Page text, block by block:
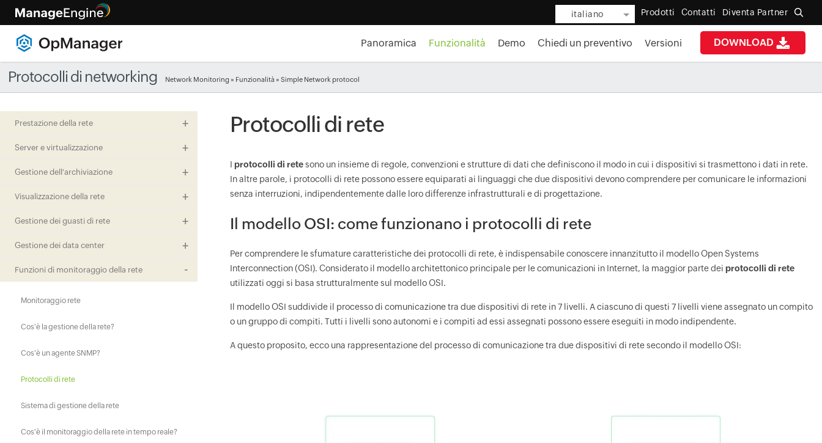
italiano Prodotti Contatti Diventa Partner
DOWNLOAD
Panoramica Funzionalità Demo Chiedi un preventivo Versioni
Protocolli di networking Network Monitoring » Funzionalità » Simple Network protocol
Prestazione della rete
Server e virtualizzazione
Gestione dell'archiviazione
Visualizzazione della rete
Gestione dei guasti di rete
Gestione dei data center
Funzioni di monitoraggio della rete
Monitoraggio rete
Cos'è la gestione della rete?
Cos'è un agente SNMP?
Protocolli di rete
Sistema di gestione della rete
Cos'è il monitoraggio della rete in tempo reale?
Protocolli di rete
Iprotocolli di retesono un insieme di regole, convenzioni e strutture di dati che definiscono il modo in cui i dispositivi si trasmettono i dati in rete.
In altre parole, i protocolli di rete possono essere equiparati ai linguaggi che due dispositivi devono comprendere per comunicare le informazioni
senza interruzioni, indipendentemente dalle loro differenze infrastrutturali e di progettazione.
Il modello OSI: come funzionano i protocolli di rete
Per comprendere le sfumature caratteristiche dei protocolli di rete, è indispensabile conoscere innanzitutto il modello Open Systems
Interconnection (OSI). Considerato il modello architettonico principale per le comunicazioni in Internet, la maggior parte deiprotocolli di rete
utilizzati oggi si basa strutturalmente sul modello OSI.
Il modello OSI suddivide il processo di comunicazione tra due dispositivi di rete in 7 livelli. A ciascuno di questi 7 livelli viene assegnato un compito
o un gruppo di compiti. Tutti i livelli sono autonomi e i compiti ad essi assegnati possono essere eseguiti in modo indipendente.
A questo proposito, ecco una rappresentazione del processo di comunicazione tra due dispositivi di rete secondo il modello OSI: